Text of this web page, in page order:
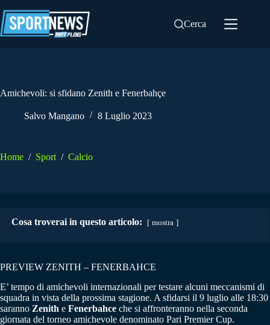
al
contenuto
Cerca
Amichevoli: si sfidano Zenith e Fenerbahçe
Salvo Mangano 8 Luglio 2023
Home / Sport / Calcio
Cosa troverai in questo articolo: mostra
PREVIEW ZENITH – FENERBAHCE
E’ tempo di amichevoli internazionali per testare alcuni meccanismi di
squadra in vista della prossima stagione. A sfidarsi il 9 luglio alle 18:30
saranno Zenith e Fenerbahce che si affronteranno nella seconda
giornata del torneo amichevole denominato Pari Premier Cup.